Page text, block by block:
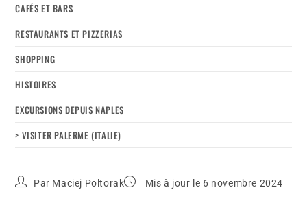
CAFÉS ET BARS
RESTAURANTS ET PIZZERIAS
SHOPPING
HISTOIRES
EXCURSIONS DEPUIS NAPLES
> VISITER PALERME (ITALIE)
Par Maciej Poltorak Mis à jour le 6 novembre 2024